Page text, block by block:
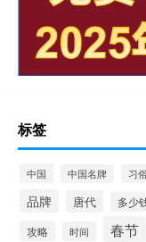
标签
中国 中国名牌 习
品牌 唐代 多少
攻略 时间 春节